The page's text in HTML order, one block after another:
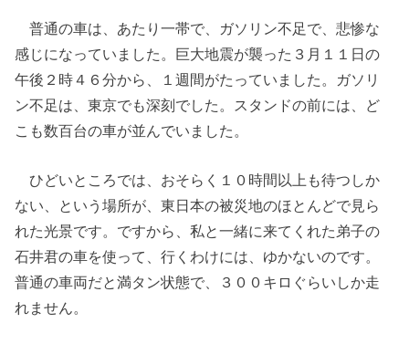
普通の車は、あたり一帯で、ガソリン不足で、悲惨な
感じになっていました。巨大地震が襲った３月１１日の
午後２時４６分から、１週間がたっていました。ガソリ
ン不足は、東京でも深刻でした。スタンドの前には、ど
こも数百台の車が並んでいました。
ひどいところでは、おそらく１０時間以上も待つしか
ない、という場所が、東日本の被災地のほとんどで見ら
れた光景です。ですから、私と一緒に来てくれた弟子の
石井君の車を使って、行くわけには、ゆかないのです。
普通の車両だと満タン状態で、３００キロぐらいしか走
れません。